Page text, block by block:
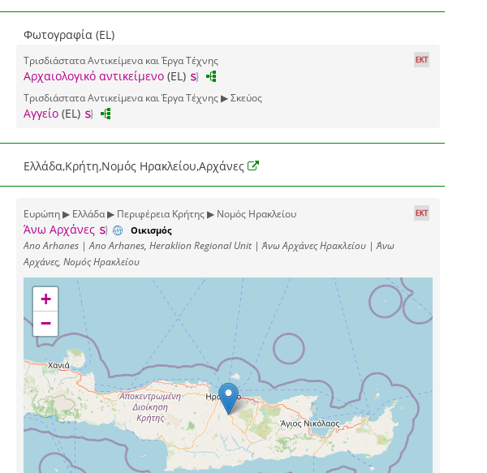
Φωτογραφία (EL)
Τρισδιάστατα Αντικείμενα και Έργα Τέχνης
Αρχαιολογικό αντικείμενο(EL)
Τρισδιάστατα Αντικείμενα και Έργα Τέχνης ▶ Σκεύος
Αγγείο(EL)
Ελλάδα,Κρήτη,Νομός Ηρακλείου,Αρχάνες
Ευρώπη ▶ Ελλάδα ▶ Περιφέρεια Κρήτης ▶ Νομός Ηρακλείου
Άνω Αρχάνες Οικισμός
Ano Arhanes | Ano Arhanes, Heraklion Regional Unit | Άνω Αρχάνες Ηρακλείου | Άνω
Αρχάνες, Νομός Ηρακλείου
+
−